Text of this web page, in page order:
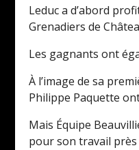
Leduc a d’abord
Grenadiers de
Les gagnants ont
À l’image de sa
Philippe Paquette
Mais Équipe
pour son travail près